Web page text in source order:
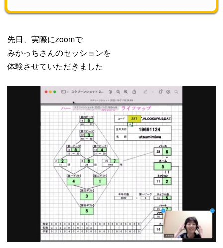
先日、実際にzoomで
みかっちさんのセッションを
体験させていただきました